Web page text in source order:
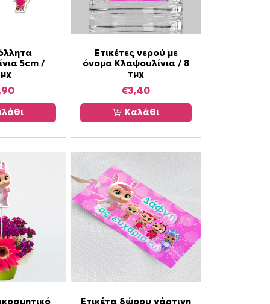
5cm /
Ετικέτες νερού με
όνομα Κλαψουλίνια / 8
τμχ
€3,40
Καλάθι
Ετικέτα δώρου χάρτινη